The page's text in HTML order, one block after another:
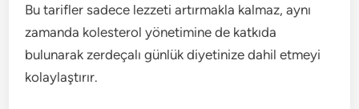
Bu tarifler sadece lezzeti artırmakla kalmaz, aynı
zamanda kolesterol yönetimine de katkıda
bulunarak zerdeçalı günlük diyetinize dahil etmeyi
kolaylaştırır.